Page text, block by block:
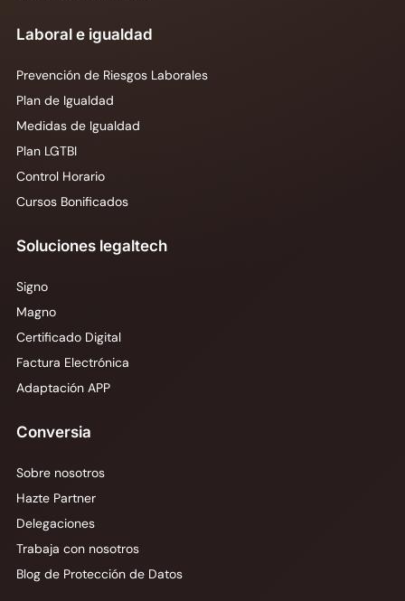
Laboral e igualdad
Prevención de Riesgos Laborales
Plan de Igualdad
Medidas de Igualdad
Plan LGTBI
Control Horario
Cursos Bonificados
Soluciones legaltech
Signo
Magno
Certificado Digital
Factura Electrónica
Adaptación APP
Conversia
Sobre nosotros
Hazte Partner
Delegaciones
Trabaja con nosotros
Blog de Protección de Datos